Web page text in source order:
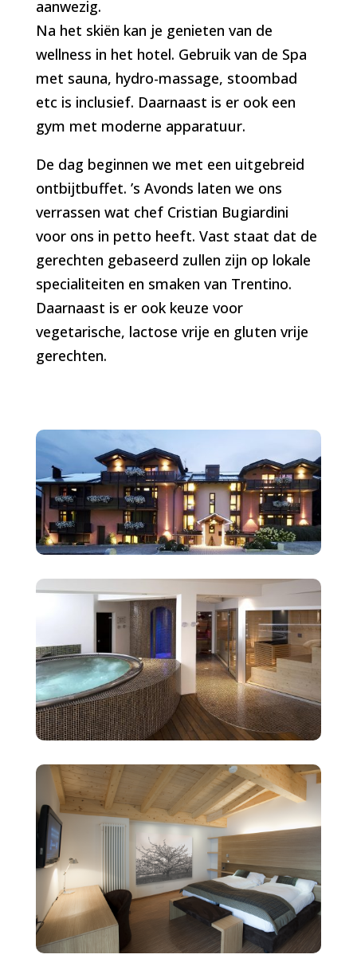
aanwezig.
Na het skiën kan je genieten van de
wellness in het hotel. Gebruik van de Spa
met sauna, hydro-massage, stoombad
etc is inclusief. Daarnaast is er ook een
gym met moderne apparatuur.
De dag beginnen we met een uitgebreid
ontbijtbuffet. ’s Avonds laten we ons
verrassen wat chef Cristian Bugiardini
voor ons in petto heeft. Vast staat dat de
gerechten gebaseerd zullen zijn op lokale
specialiteiten en smaken van Trentino.
Daarnaast is er ook keuze voor
vegetarische, lactose vrije en gluten vrije
gerechten.